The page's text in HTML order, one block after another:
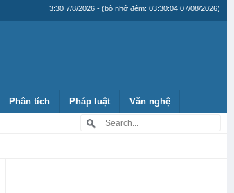
3:30 7/8/2026 - (bộ nhớ đệm: 03:30:04 07/08/2026)
Phân tích Pháp luật Văn nghệ